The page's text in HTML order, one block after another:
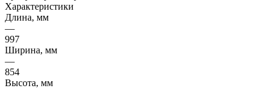
Характеристики
Длина, мм
—
997
Ширина, мм
—
854
Высота, мм